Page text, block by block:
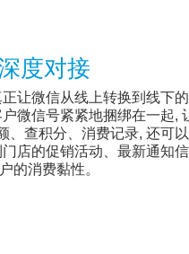
度对接
让微信从线上转换到线下的
微信号紧紧地捆绑在一起,
、查积分、消费记录, 还可以
店的促销活动、最新通知信
的消费黏性。